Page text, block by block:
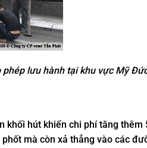
lưu hành tại khu vực Mỹ
khối hút khiến chi phí tăng thêm
mà còn xả thẳng vào các